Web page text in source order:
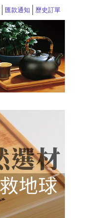
匯款通知 歷史訂單
>